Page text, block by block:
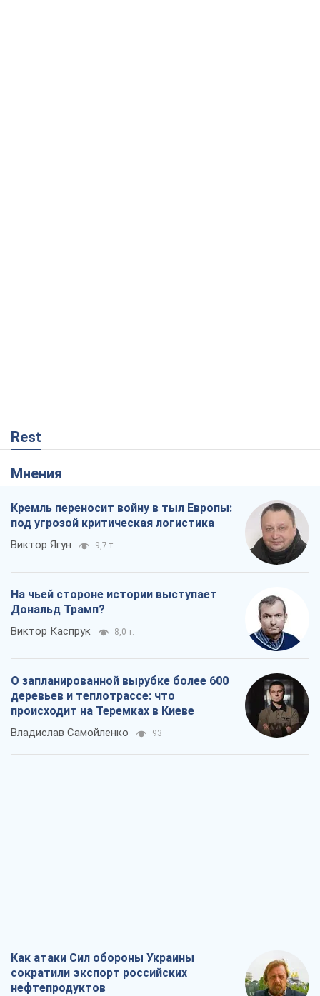
Rest
Мнения
Кремль переносит войну в тыл Европы:
под угрозой критическая логистика
Виктор Ягун 9,7 т.
На чьей стороне истории выступает
Дональд Трамп?
Виктор Каспрук 8,0 т.
О запланированной вырубке более 600
деревьев и теплотрассе: что
происходит на Теремках в Киеве
Владислав Самойленко 93
Как атаки Сил обороны Украины
сократили экспорт российских
нефтепродуктов